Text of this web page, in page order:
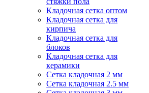
Кладочная сетка оптом
Кладочная сетка для
кирпича
Кладочная сетка для
блоков
Кладочная сетка для
керамики
Сетка кладочная 2 мм
Сетка кладочная 2.5 мм